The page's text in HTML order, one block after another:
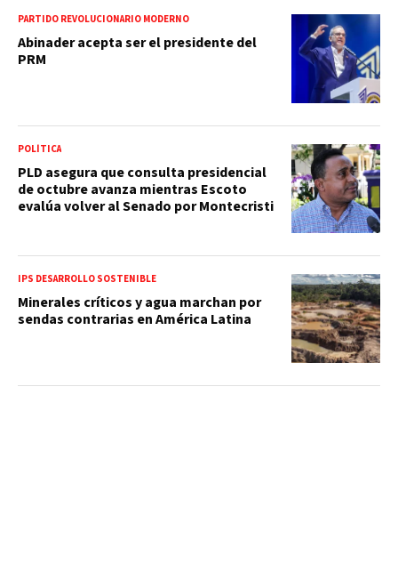
PARTIDO REVOLUCIONARIO MODERNO
Abinader acepta ser el presidente del
PRM
POLÍTICA
PLD asegura que consulta presidencial
de octubre avanza mientras Escoto
evalúa volver al Senado por Montecristi
IPS DESARROLLO SOSTENIBLE
Minerales críticos y agua marchan por
sendas contrarias en América Latina